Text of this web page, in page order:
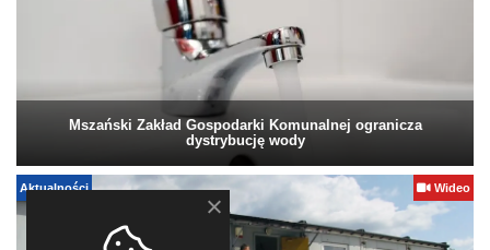
Mszański Zakład Gospodarki Komunalnej ogranicza
dystrybucję wody
Aktualności Wideo